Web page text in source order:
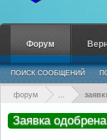
форум
Заявка одобрена
Форум
ПОИСК СООБЩЕНИЙ